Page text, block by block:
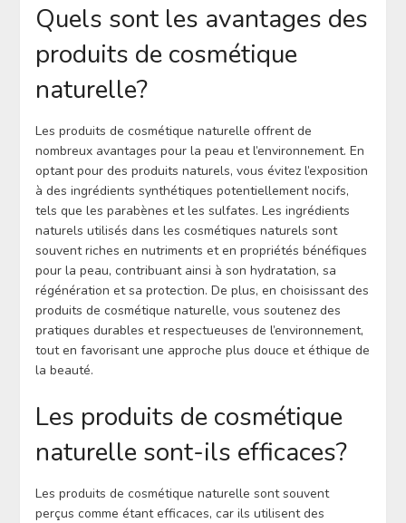
Quels sont les avantages des
produits de cosmétique
naturelle?
Les produits de cosmétique naturelle offrent de
nombreux avantages pour la peau et l’environnement. En
optant pour des produits naturels, vous évitez l’exposition
à des ingrédients synthétiques potentiellement nocifs,
tels que les parabènes et les sulfates. Les ingrédients
naturels utilisés dans les cosmétiques naturels sont
souvent riches en nutriments et en propriétés bénéfiques
pour la peau, contribuant ainsi à son hydratation, sa
régénération et sa protection. De plus, en choisissant des
produits de cosmétique naturelle, vous soutenez des
pratiques durables et respectueuses de l’environnement,
tout en favorisant une approche plus douce et éthique de
la beauté.
Les produits de cosmétique
naturelle sont-ils efficaces?
Les produits de cosmétique naturelle sont souvent
perçus comme étant efficaces, car ils utilisent des